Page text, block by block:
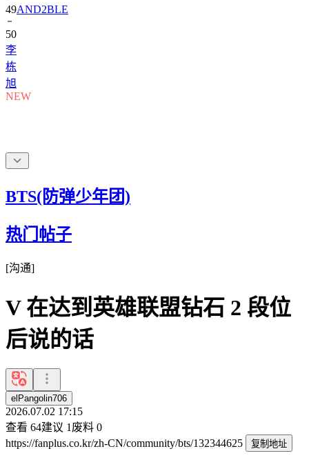
49AND2BLE
50
李
栋
旭
NEW
BTS(防弹少年团)
热门帖子
[沟通]
V 在达到英雄联盟钻石 2 段位
后说的话
elPangolin706
2026.07.02 17:15
查看 64建议 1 废料 0
https://fanplus.co.kr/zh-CN/community/bts/132344625
复制地址